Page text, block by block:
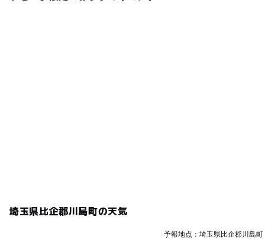
埼玉県比企郡川島町の天気
予報地点：埼玉県比企郡川島町